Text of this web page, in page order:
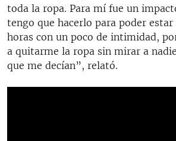
toda la ropa. Para mí fue un
tengo que hacerlo para poder estar
horas con un poco de intimidad,
a quitarme la ropa sin mirar a
que me decían”, relató.